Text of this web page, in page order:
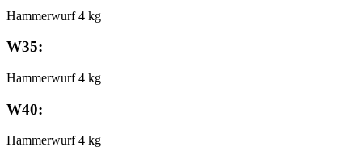
Hammerwurf 4 kg
W35:
Hammerwurf 4 kg
W40:
Hammerwurf 4 kg